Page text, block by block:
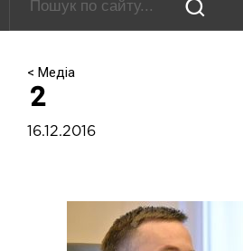
< Медіа
2
16.12.2016